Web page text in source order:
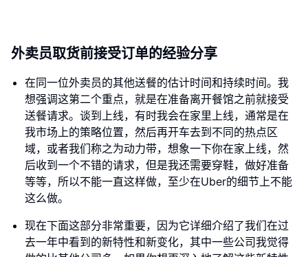
外卖员取货前接受订单的经验分享
在同一位外卖员的其他送餐的估计时间和持续时间。我
想强调这第二个重点，就是在准备离开餐馆之前就接受
送餐请求。谈到上线，有时我会在家里上线，通常是在
我市场上的策略位置，然后再开车去到不同的热点区
域，或者我们称之为动力带，想象一下你在家上线，然
后收到一个不错的请求，但是我还需要穿鞋，做好准备
等等，所以不能一直这样做，至少在Uber的细节上不能
这么做。
现在下面这部分非常重要，因为它详细介绍了我们在过
去一年中看到的新特性和新变化，其中一些公司我觉得